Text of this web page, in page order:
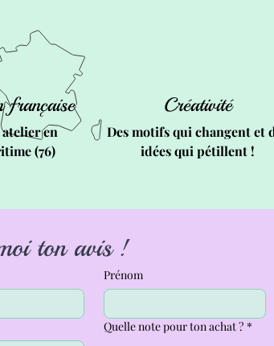
française Créativité
en
(76)
Des motifs qui changent et
idées qui pétillent !
Donne-moi ton avis !
Prénom
Quelle note pour ton achat ? *